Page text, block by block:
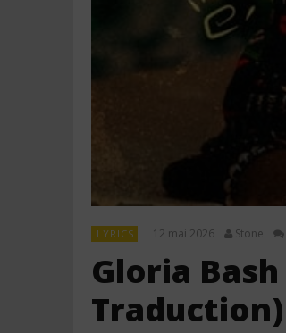
LYRICS 12 mai 2026 Stone
Gloria
Traduction)